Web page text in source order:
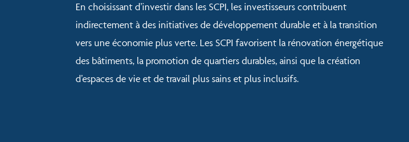
En choisissant d’investir dans les SCPI, les investisseurs contribuent
indirectement à des initiatives de développement durable et à la transition
vers une économie plus verte. Les SCPI favorisent la rénovation énergétique
des bâtiments, la promotion de quartiers durables, ainsi que la création
d’espaces de vie et de travail plus sains et plus inclusifs.